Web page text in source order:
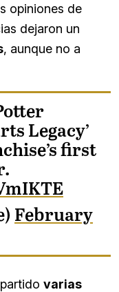
opiniones de
dejaron un
, aunque no a
Legacy’
first
February
varias